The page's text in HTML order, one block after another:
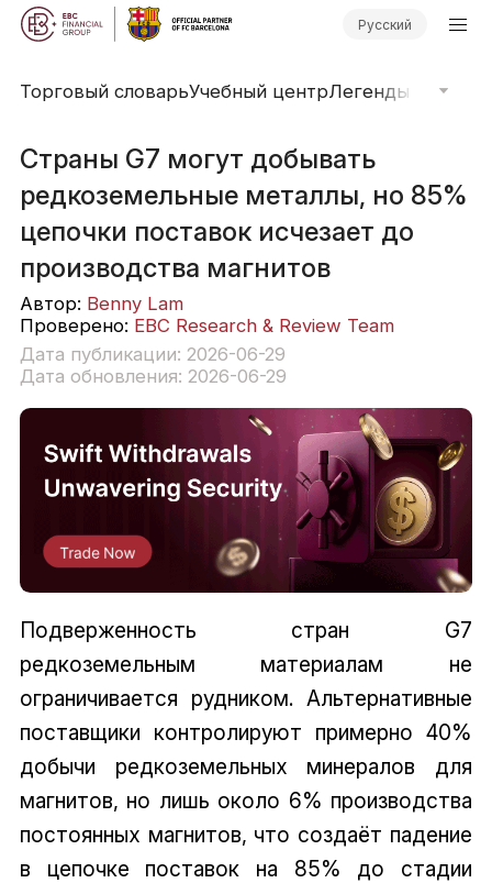
Русский
Торговый словарьУчебный центрЛегенды рынка
Страны G7 могут добывать
редкоземельные металлы, но 85%
цепочки поставок исчезает до
производства магнитов
Автор: Benny Lam
Проверено: EBC Research & Review Team
Дата публикации: 2026-06-29
Дата обновления: 2026-06-29
Подверженность стран G7
редкоземельным материалам не
ограничивается рудником. Альтернативные
поставщики контролируют примерно 40%
добычи редкоземельных минералов для
магнитов, но лишь около 6% производства
постоянных магнитов, что создаёт падение
в цепочке поставок на 85% до стадии